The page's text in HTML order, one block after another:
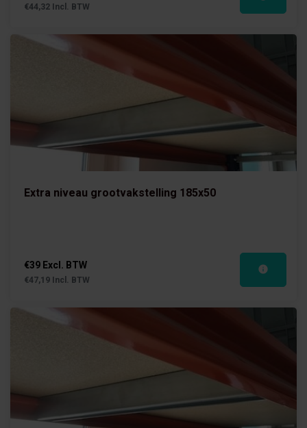
€44,32 Incl. BTW
Extra niveau grootvakstelling 185x50
€39 Excl. BTW
€47,19 Incl. BTW